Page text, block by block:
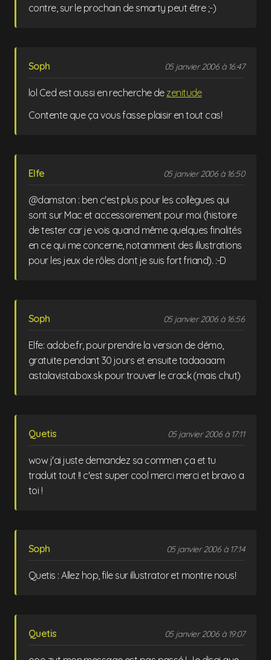
contre, sur le prochain de smarty peut être ;-)
Soph 05 janvier 2006 à 16:47
lol Ced est aussi en recherche dezenitude
Contente que ça vous fasse plaisir en tout cas!
Elfe 05 janvier 2006 à 16:50
@damston : ben c'est plus pour les collègues qui
sont sur Mac et accessoirement pour moi (histoire
de tester car je vois quand même quelques finalités
en ce qui me concerne, notamment des illustrations
pour les jeux de rôles dont je suis fort friand). :-D
Soph 05 janvier 2006 à 16:56
Elfe: adobe.fr, pour prendre la version de démo,
gratuite pendant 30 jours et ensuite tadaaaam
astalavista.box.sk pour trouver le crack (mais chut)
Quetis 05 janvier 2006 à 17:11
wow j'ai juste demandez sa commen ça et tu
traduit tout !! c'est super cool merci merci et bravo a
toi !
Soph 05 janvier 2006 à 17:14
Quetis : Allez hop, file sur illustrator et montre nous!
Quetis 05 janvier 2006 à 19:07